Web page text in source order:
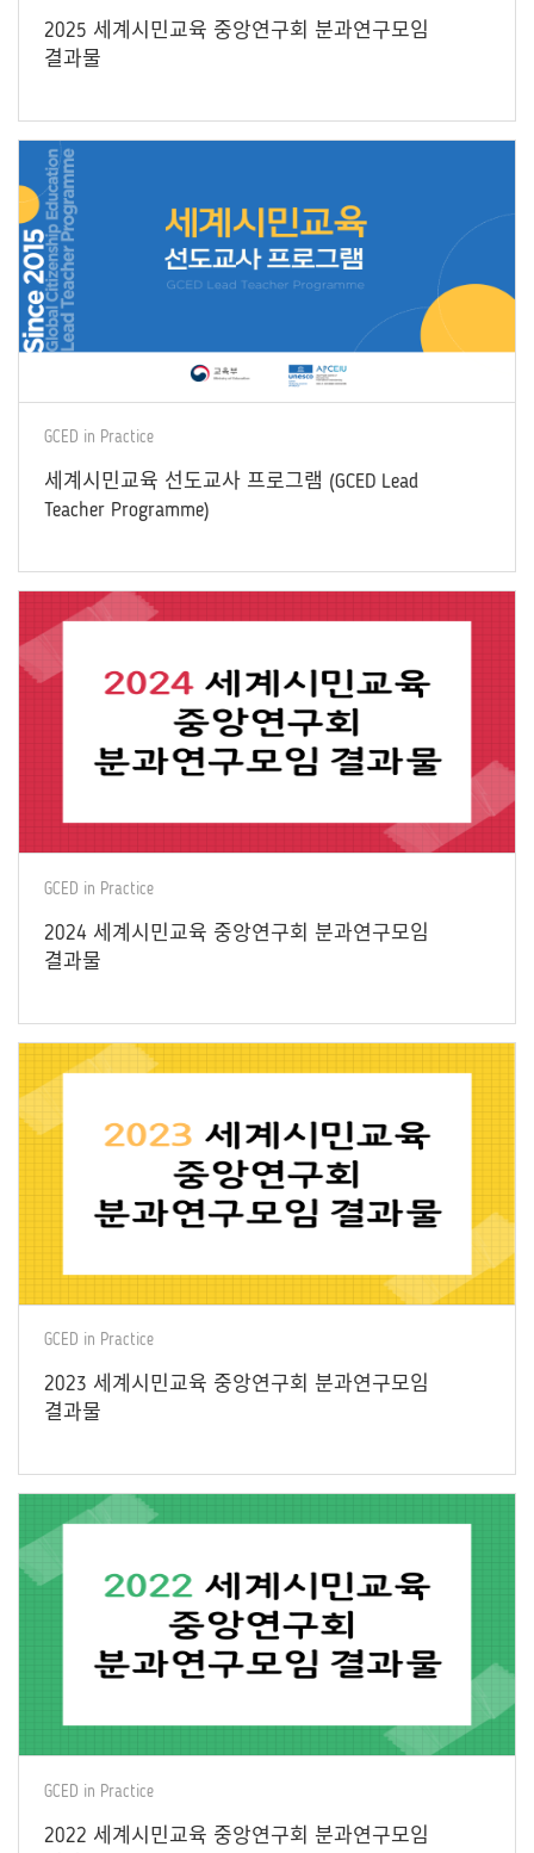
2025 세계시민교육 중앙연구회 분과연구모임
결과물
GCED in Practice
세계시민교육 선도교사 프로그램 (GCED Lead
Teacher Programme)
GCED in Practice
2024 세계시민교육 중앙연구회 분과연구모임
결과물
GCED in Practice
2023 세계시민교육 중앙연구회 분과연구모임
결과물
GCED in Practice
2022 세계시민교육 중앙연구회 분과연구모임